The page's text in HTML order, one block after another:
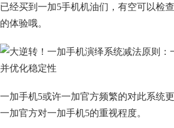
已经买到一加5手机机油们，有空可以检
的体验哦。
一加手机5或许一加官方频繁的对此系统
一加官方对一加手机5的重视程度。